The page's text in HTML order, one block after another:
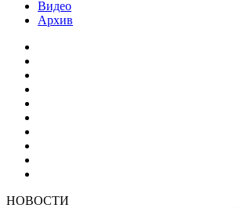
Видео
Архив
НОВОСТИ